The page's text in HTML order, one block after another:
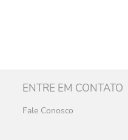
ENTRE EM CONTATO
Fale Conosco